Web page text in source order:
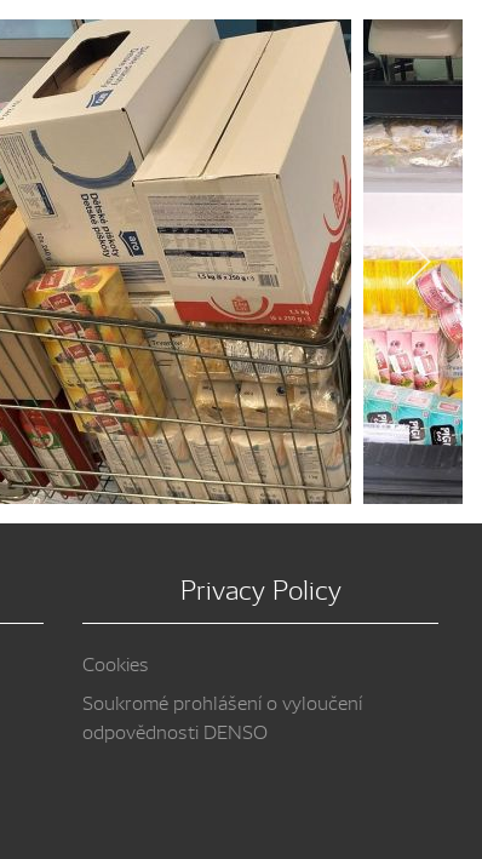
Privacy Policy
Cookies
Soukromé prohlášení o vyloučení
odpovědnosti DENSO